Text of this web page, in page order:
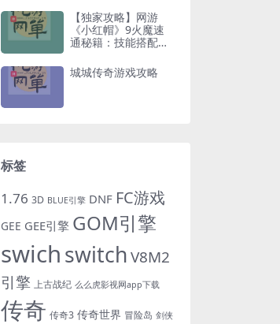
【独家攻略】网游
《小红帽》9火魔速
通秘籍：技能搭配与
城城传奇游戏攻略
标签
1.76 3D BLUE引擎 DNF FC游戏
GEE GEE引擎 GOM引擎
swichswitchV8M2
引擎 上古战纪 么么虎影视网app下载
传奇 传奇3 传奇世界 冒险岛 剑侠